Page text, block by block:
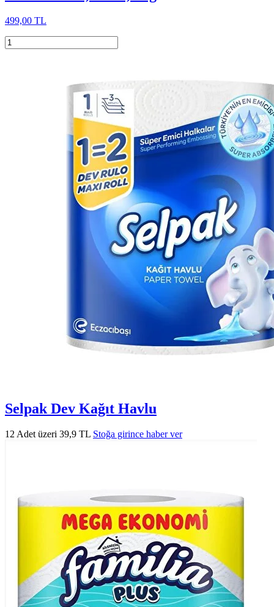
499,00 TL
Selpak Dev Kağıt Havlu
12 Adet üzeri 39,9 TL Stoğa girince haber ver